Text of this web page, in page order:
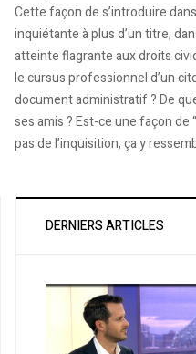
Cette façon de s’introduire
inquiétante à plus d’un titre,
atteinte flagrante aux droits
le cursus professionnel d’un
document administratif ? De
ses amis ? Est-ce une façon de
pas de l’inquisition, ça y
DERNIERS ARTICLES